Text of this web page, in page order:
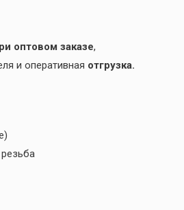
оптовом заказе,
и оперативная отгрузка.